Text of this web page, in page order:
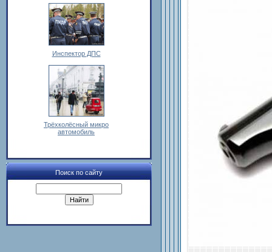
Инспектор ДПС
Трёхколёсный микро
автомобиль
Поиск по сайту